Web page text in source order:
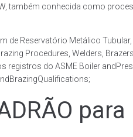
também conhecida como
de Reservatório Metálico
Procedures, Welders,
registros do ASME Boiler